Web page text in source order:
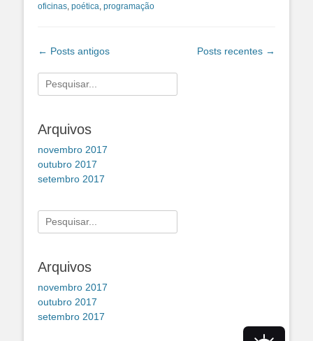
oficinas, poética, programação
Navegação
posts
← Posts antigos Posts recentes →
Pesquisar
por:
Arquivos
novembro 2017
outubro 2017
setembro 2017
Pesquisar
por:
Arquivos
novembro 2017
outubro 2017
setembro 2017